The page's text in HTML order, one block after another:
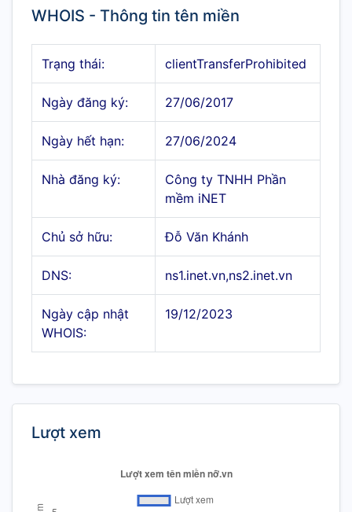
WHOIS - Thông tin tên miền
Trạng thái: clientTransferProhibited
Ngày đăng ký: 27/06/2017
Ngày hết hạn: 27/06/2024
Nhà đăng ký:
Công ty TNHH Phần
mềm iNET
Chủ sở hữu: Đỗ Văn Khánh
DNS: ns1.inet.vn,ns2.inet.vn
Ngày cập nhật
WHOIS:
19/12/2023
Lượt xem